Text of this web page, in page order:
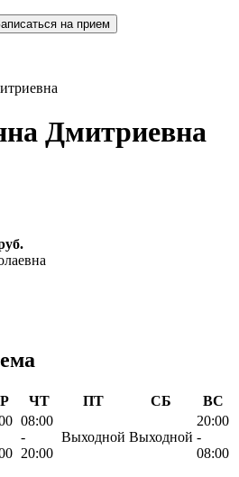
на прием
Дмитриевна
ЧТ ПТ СБ ВС
08:00
-
20:00
Выходной Выходной
20:00
-
08:00